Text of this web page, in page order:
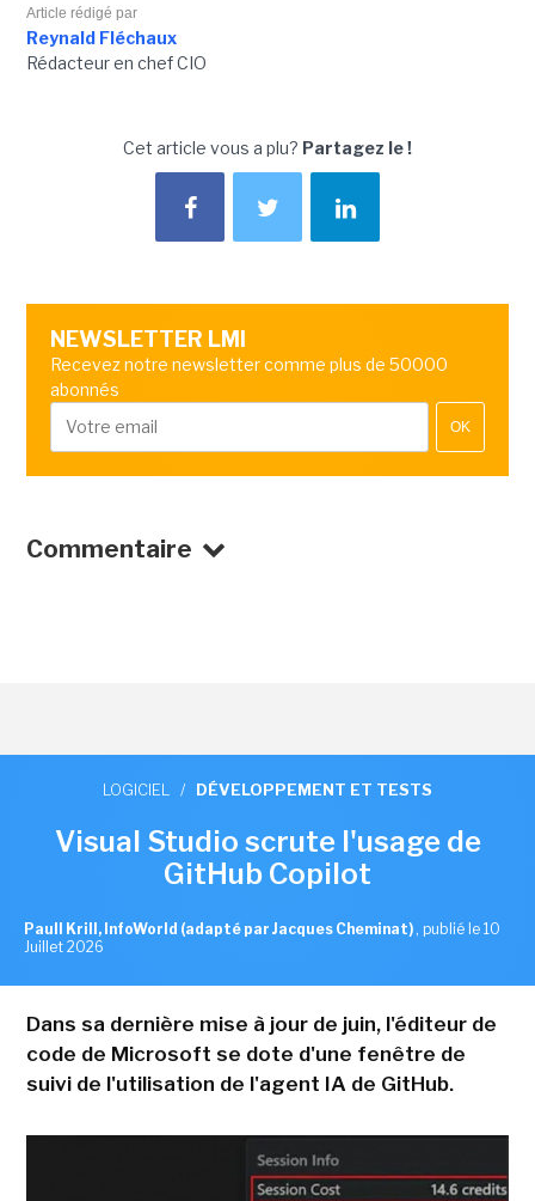
Article rédigé par
Reynald Fléchaux
Rédacteur en chef CIO
Cet article vous a plu? Partagez le !
NEWSLETTER LMI
Recevez notre newsletter comme plus de 50000
abonnés
OK
Commentaire
LOGICIEL / DÉVELOPPEMENT ET TESTS
Visual Studio scrute l'usage de
GitHub Copilot
Paull Krill, InfoWorld (adapté par Jacques Cheminat) , publié le 10
Juillet 2026
Dans sa dernière mise à jour de juin, l'éditeur de
code de Microsoft se dote d'une fenêtre de
suivi de l'utilisation de l'agent IA de GitHub.